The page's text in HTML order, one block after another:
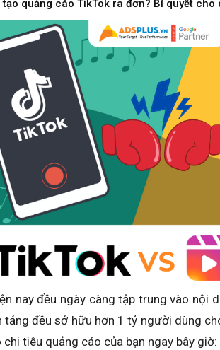
online
tạo quảng cáo TikTok ra đơn? Bí quyết cho
nay đều ngày càng tập trung vào nội
tảng đều sở hữu hơn 1 tỷ người dùng
tiêu quảng cáo của bạn ngay bây